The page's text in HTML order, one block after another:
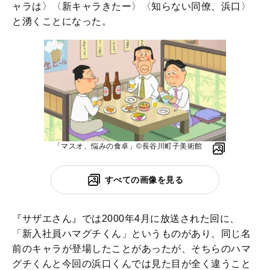
ャラは〉〈新キャラきたー〉〈知らない同僚、浜口〉
と湧くことになった。
「マスオ、悩みの食卓」©︎長谷川町子美術館
すべての画像を見る
『サザエさん』では2000年4月に放送された回に、
「新入社員ハマグチくん」というものがあり、同じ名
前のキャラが登場したことがあったが、そちらのハマ
グチくんと今回の浜口くんでは見た目が全く違うこと